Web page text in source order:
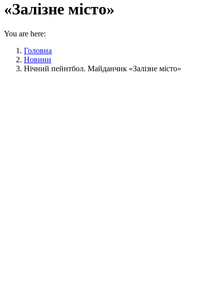
«Залізне місто»
You are here:
Головна
Новини
Нічний пейнтбол. Майданчик «Залізне місто»